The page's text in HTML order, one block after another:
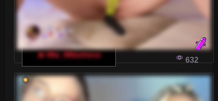
🔥 Mia_Milasheva
632